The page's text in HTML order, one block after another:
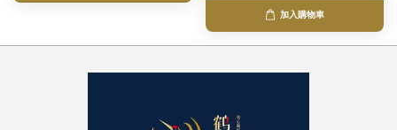
加入購物車